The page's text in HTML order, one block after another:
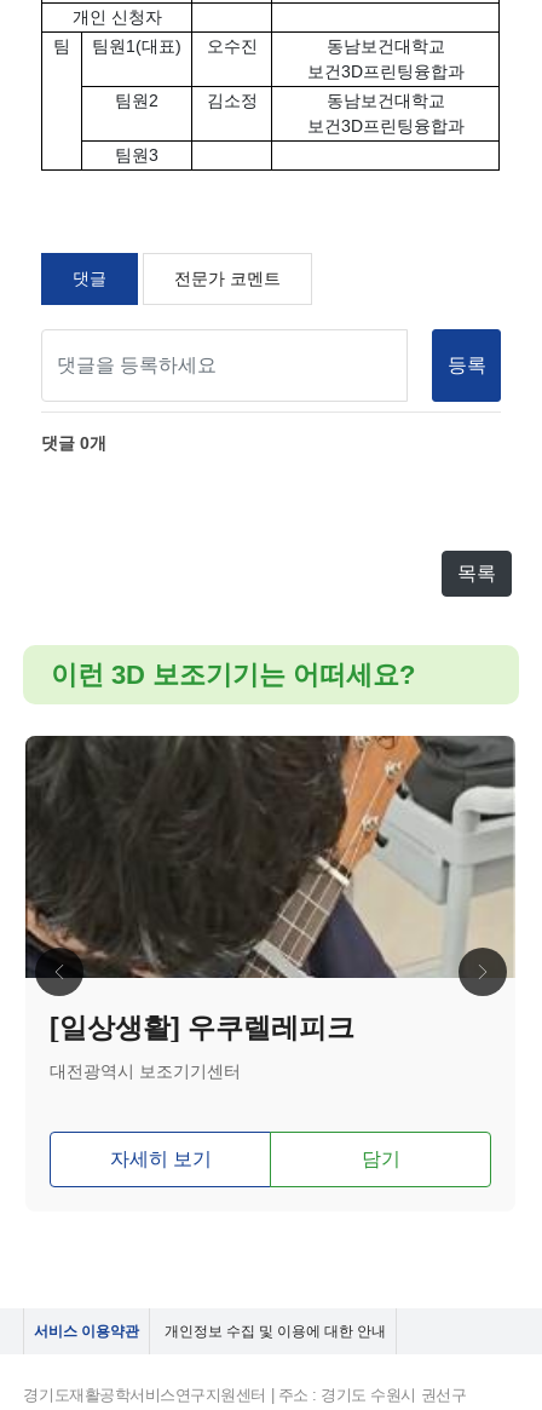
개인 신청자
팀
팀원1(대표) 오수진
동남보건대학교
보건3D프린팅융합과
팀원2
김소정
동남보건대학교
보건3D프린팅융합과
팀원3
댓글 전문가 코멘트
등록
댓글0개
목록
이런 3D 보조기기는 어떠세요?
[일상생활] 우쿠렐레피크
대전광역시 보조기기센터
자세히 보기 담기
서비스 이용약관 개인정보 수집 및 이용에 대한 안내
경기도재활공학서비스연구지원센터 | 주소 : 경기도 수원시 권선구